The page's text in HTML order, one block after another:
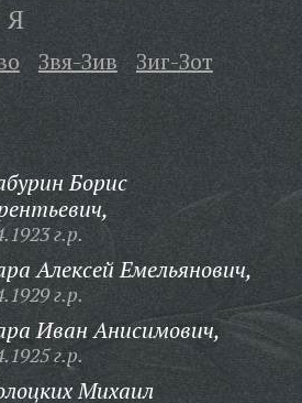
Я
Звя-Зив
Зиг-Зот
Борис
г.р.
Алексей Емельянович,
г.р.
Иван Анисимович,
г.р.
Михаил